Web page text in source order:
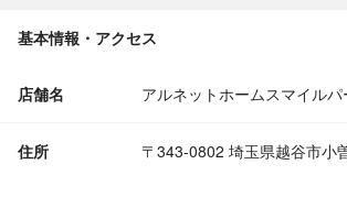
基本情報・アクセス
店舗名 アルネットホームスマイルパ
住所 〒343-0802 埼玉県越谷市小